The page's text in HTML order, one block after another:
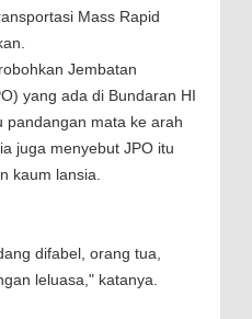
Mass Rapid
Jembatan
yang ada di Bundaran HI
pandangan mata ke arah
juga menyebut JPO itu
kaum lansia.
difabel, orang tua,
leluasa," katanya.